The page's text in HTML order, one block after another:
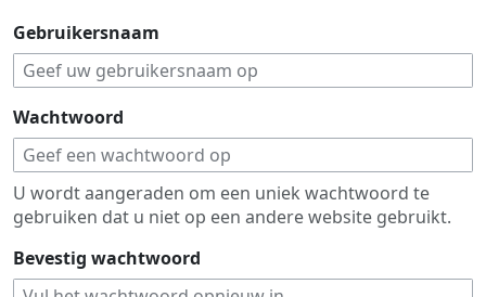
Gebruikersnaam
Wachtwoord
U wordt aangeraden om een uniek wachtwoord te
gebruiken dat u niet op een andere website gebruikt.
Bevestig wachtwoord